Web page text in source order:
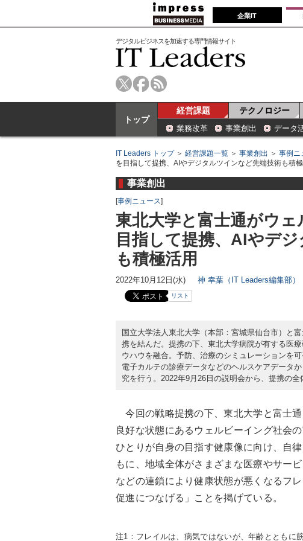
企業IT
デジタルビジネスを加速する専門情報サイト
トップ
経営課題 テクノロジー
業務改革 事業創出 データ
IT Leaders トップ＞ 経営課題一覧 ＞ 事業創出 ＞ 事例ニ
を目指して提携、AIやデジタルツインなど先端技術も積
事業創出
[事例ニュース]
東北大学と富士通がウ
目指して提携、AIやデ
も積極活用
2022年10月12日(水) 神 幸葉（IT Leaders編集部）
リスト
国立大学法人東北大学（本部：宮城県仙台市）と
携を結んだ。提携の下、東北大学病院が有する医
ウハウを融合。予防、治療のシミュレーションを
電子カルテの診療データなどのヘルスケアデータ
究を行う。2022年9月26日の説明会から、提携の全
今回の戦略提携の下、東北大学と富士
良好な状態にあるウェルビーイング社会
ひとりが自身の目指す健康像に向け、自
もに、地域全体がさまざまな医療やサー
などの連鎖により健康状態が悪くなるフ
促進につなげる」ことを掲げている。
注1：フレイルは、病気ではないが、年齢とともに